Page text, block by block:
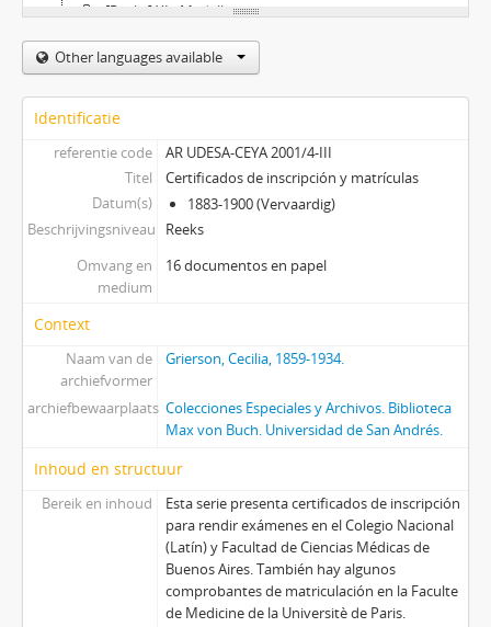
[Reeks] XI - Medallas
Other languages available
Identificatie
referentie code
AR UDESA-CEYA 2001/4-III
Titel
Certificados de inscripción y matrículas
Datum(s)
1883-1900 (Vervaardig)
Beschrijvingsniveau
Reeks
Omvang en
medium
16 documentos en papel
Context
Naam van de
archiefvormer
Grierson, Cecilia, 1859-1934.
archiefbewaarplaats Colecciones Especiales y Archivos. Biblioteca
Max von Buch. Universidad de San Andrés.
Inhoud en structuur
Bereik en inhoud
Esta serie presenta certificados de inscripción
para rendir exámenes en el Colegio Nacional
(Latín) y Facultad de Ciencias Médicas de
Buenos Aires. También hay algunos
comprobantes de matriculación en la Faculte
de Medicine de la Universitè de Paris.